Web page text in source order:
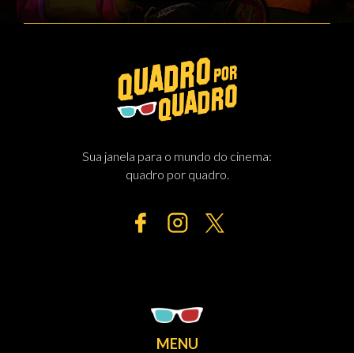
Sua janela para o mundo do cinema:
quadro por quadro.
MENU